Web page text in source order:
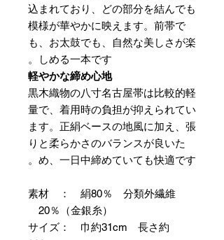
込まれており、どの部分を結んでも
模様が華やかに映えます。前帯で
も、お太鼓でも、自然な美しさが楽
しめる一本です。
軽やかな締め心地
黒木織物の八寸名古屋帯は比較的軽
量で、着用時の負担が抑えられてい
ます。正絹ベースの地風に加え、張
りと柔らかさのバランスが良いた
め、一日中締めていても快適です。
素材 ： 絹80％ 分類外繊維
20％（金銀糸）
サイズ： 巾約31cm 長さ約